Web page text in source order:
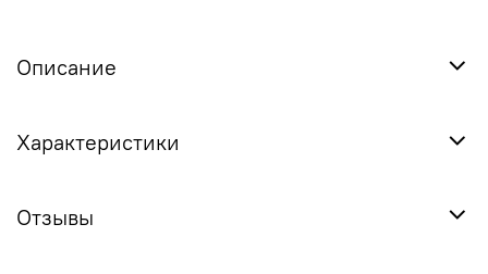
Описание
Характеристики
Отзывы